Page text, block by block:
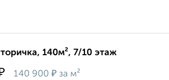
140м², 7/10 этаж
140 900 ₽ за м²